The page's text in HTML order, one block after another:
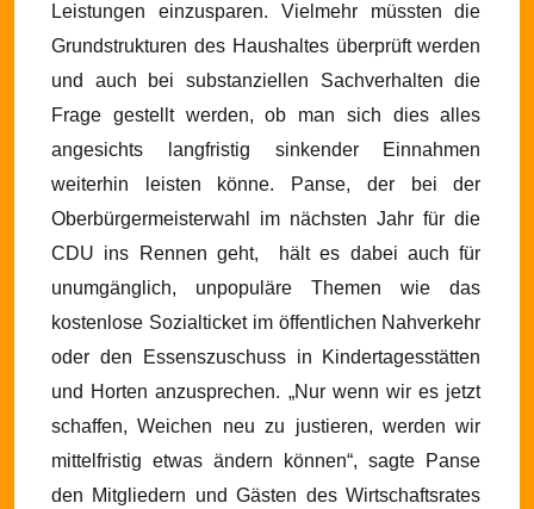
Leistungen einzusparen. Vielmehr müssten die
Grundstrukturen des Haushaltes überprüft werden
und auch bei substanziellen Sachverhalten die
Frage gestellt werden, ob man sich dies alles
angesichts langfristig sinkender Einnahmen
weiterhin leisten könne.
Panse, der bei der
Oberbürgermeisterwahl im nächsten Jahr für die
CDU ins Rennen geht,
hält es dabei auch für
unumgänglich, unpopuläre Themen wie das
kostenlose Sozialticket im öffentlichen Nahverkehr
oder den Essenszuschuss in Kindertagesstätten
und Horten anzusprechen. „Nur wenn wir es jetzt
schaffen, Weichen neu zu justieren, werden wir
mittelfristig etwas ändern können“, sagte Panse
den Mitgliedern und Gästen des Wirtschaftsrates